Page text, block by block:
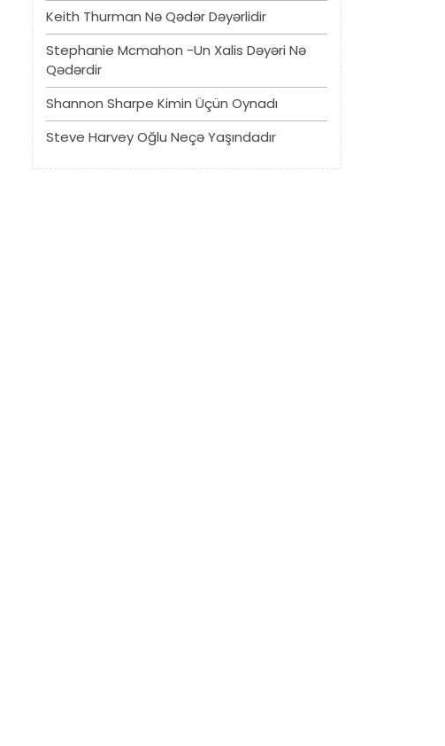
Keith Thurman Nə Qədər Dəyərlidir
Stephanie Mcmahon -un Xalis Dəyəri Nə
Qədərdir
Shannon Sharpe Kimin Üçün Oynadı
Steve Harvey Oğlu Neçə Yaşındadır